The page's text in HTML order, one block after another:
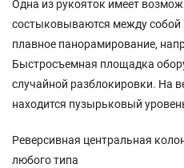
Одна из рукояток имеет
состыковываются между собой
плавное панорамирование,
Быстросъемная площадка
случайной разблокировки. На
находится пузырьковый
Реверсивная центральная
любого типа